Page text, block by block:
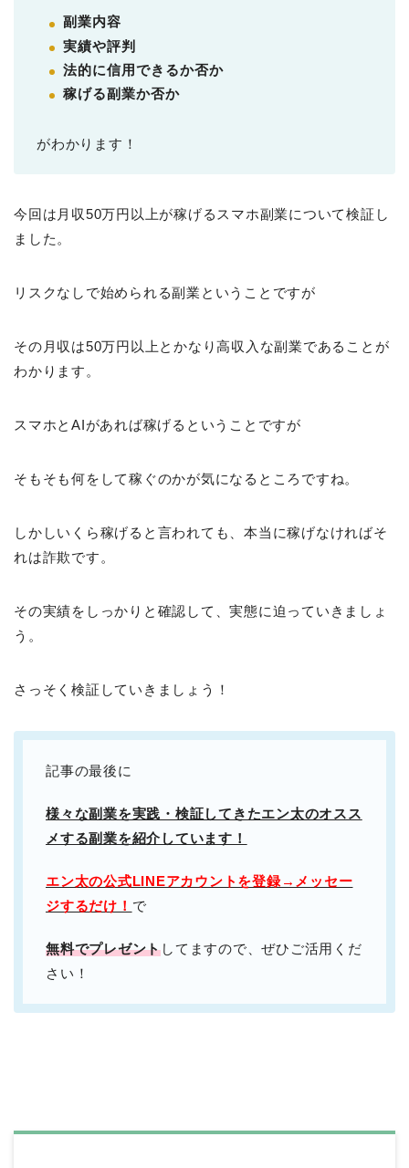
副業内容
実績や評判
法的に信用できるか否か
稼げる副業か否か
がわかります！
今回は月収50万円以上が稼げるスマホ副業について検証し
ました。
リスクなしで始められる副業ということですが
その月収は50万円以上とかなり高収入な副業であることが
わかります。
スマホとAIがあれば稼げるということですが
そもそも何をして稼ぐのかが気になるところですね。
しかしいくら稼げると言われても、本当に稼げなければそ
れは詐欺です。
その実績をしっかりと確認して、実態に迫っていきましょ
う。
さっそく検証していきましょう！
記事の最後に
様々な副業を実践・検証してきたエン太のオスス
メする副業を紹介しています！
エン太の公式LINEアカウントを登録→メッセー
ジするだけ！ で
無料でプレゼントしてますので、ぜひご活用くだ
さい！